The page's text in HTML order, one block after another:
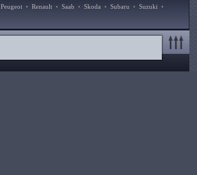
Peugeot • Renault • Saab • Skoda • Subaru • Suzuki •